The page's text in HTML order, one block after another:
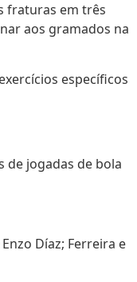
fraturas em três
aos gramados na
específicos
de jogadas de bola
Díaz; Ferreira e